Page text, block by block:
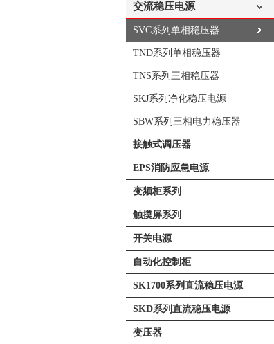
交流稳压电源
SVC系列单相稳压器
TND系列单相稳压器
TNS系列三相稳压器
SKJ系列净化稳压电源
SBW系列三相电力稳压器
接触式调压器
EPS消防应急电源
变频柜系列
触摸屏系列
开关电源
自动化控制柜
SK1700系列直流稳压电源
SKD系列直流稳压电源
变压器